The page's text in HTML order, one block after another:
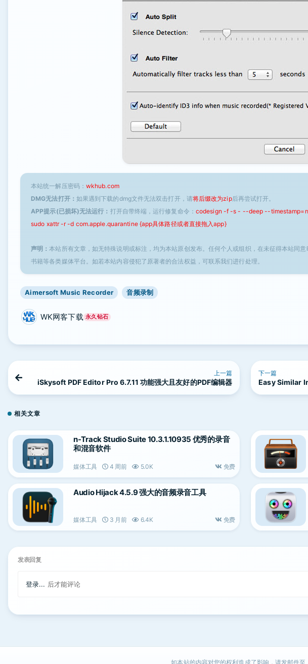
本站统一解压密码： wkhub.com
DMG无法打开： 如果遇到下载的dmg文件无法双击打开，请将后缀改为zip后再尝试打开。
APP提示(已损坏)无法运行： 打开自带终端，运行修复命令： codesign -f -s - --deep --
sudo xattr -r -d com.apple.quarantine {app具体路径或者直接拖入app}
声明：本站所有文章，如无特殊说明或标注，均为本站原创发布。任何个人或组织，在未征得本站同
书籍等各类媒体平台。如若本站内容侵犯了原著者的合法权益，可联系我们进行处理。
Aimersoft Music Recorder 音频录制
WK网客下载 永久钻石
上一篇
iSkysoft PDF Editor Pro 6.7.11 功能强大且友好的PDF编辑器
下一篇
Easy Similar
相关文章
n-Track Studio Suite 10.3.1.10935 优秀的录音
和混音软件
媒体工具 4 周前 5.0K 免费
Audio Hijack 4.5.9 强大的音频录音工具
媒体工具 3 月前 6.4K 免费
发表回复
登录... 后才能评论
如本站的内容对您的权利造成了影响，请发邮件至